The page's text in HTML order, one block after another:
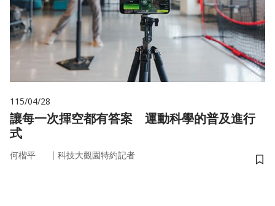
115/04/28
讓每一次揮空都有答案 運動科學的普及進行
式
何楷平 ｜ 科技大觀園特約記者
儲